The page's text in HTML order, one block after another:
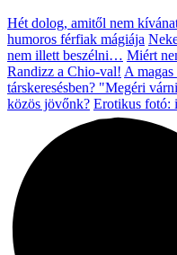
Hét dolog, amitől nem
humoros férfiak mágiája
nem illett beszélni… Miért
Randizz a Chio-val! A
társkeresésben? "Megéri
közös jövőnk? Erotikus fotó: